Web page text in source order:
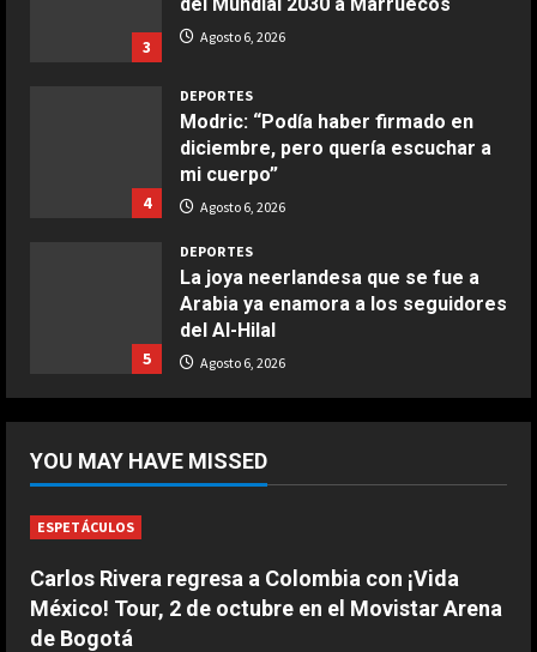
aire
COCINA
Buñuelos de alcachofas
5
COCINA
3
del Mundial 2030 a Marruecos
Agosto 6, 2026
4
DEPORTES
Modric: “Podía haber firmado en
diciembre, pero quería escuchar a
mi cuerpo”
Agosto 6, 2026
5
DEPORTES
La joya neerlandesa que se fue a
Arabia ya enamora a los seguidores
del Al-Hilal
Agosto 6, 2026
pero reconoce que “se cometieron
errores”
DEPORTES
Las Ligas europeas, también contra
YOU MAY HAVE MISSED
ESPETÁCULOS
Carlos Rivera regresa a Colombia con ¡Vida
México! Tour, 2 de octubre en el Movistar Arena
de Bogotá